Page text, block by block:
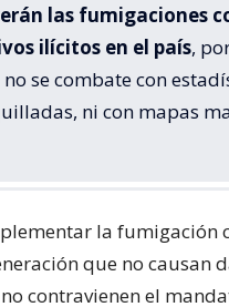
las fumigaciones
ilícitos en el país,
no se combate con
ni con mapas
la fumigación
que no causan
contravienen el